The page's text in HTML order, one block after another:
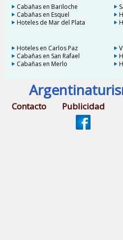
Cabañas en Bariloche
Cabañas en Esquel
Hoteles de Mar del Plata
Hoteles en Carlos Paz
Cabañas en San Rafael
Cabañas en Merlo
Contacto Publicidad